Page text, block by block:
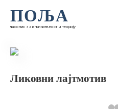
ПОЉА
часопис за књижевност и теорију
Ликовни лајтмотив